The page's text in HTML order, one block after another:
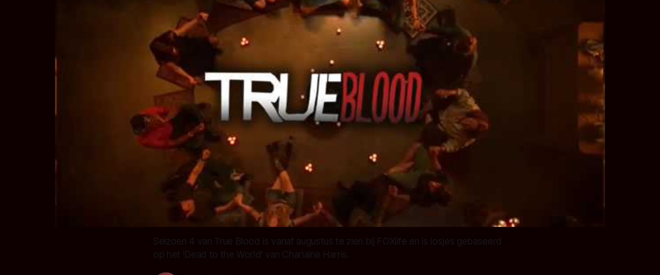
Seizoen 4 van True Blood is vanaf augustus te zien bij FOXlife en is losjes gebaseerd
op het 'Dead to the World' van Charlaine Harris.